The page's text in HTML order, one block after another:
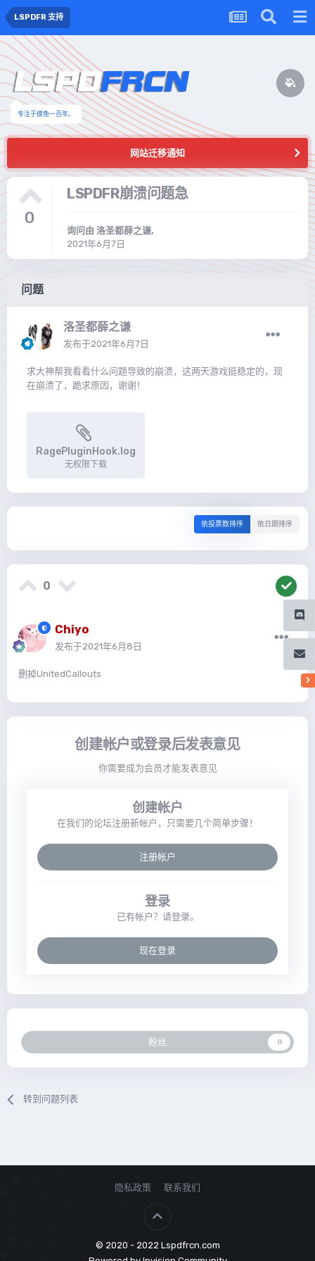
LSPDFR 支持
专注于摸鱼一百年。
网站迁移通知
0
LSPDFR崩溃问题急
询问由 洛圣都薛之谦,
2021年6月7日
问题
洛圣都薛之谦
发布于2021年6月7日
求大神帮我看看什么问题导致的崩溃，这两天游戏挺稳定的，现
在崩溃了，跪求原因，谢谢！
RagePluginHook.log
无权限下载
依投票数排序 依日期排序
0
Chiyo
发布于2021年6月8日
删掉UnitedCallouts
创建帐户或登录后发表意见
你需要成为会员才能发表意见
创建帐户
在我们的论坛注册新帐户，只需要几个简单步骤！
注册帐户
登录
已有帐户？请登录。
现在登录
粉丝 0
转到问题列表
隐私政策 联系我们
© 2020 - 2022 Lspdfrcn.com